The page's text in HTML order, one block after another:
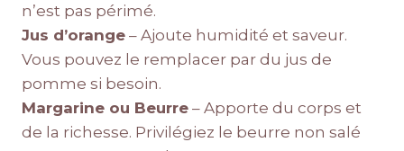
n’est pas périmé.
Jus d’orange – Ajoute humidité et saveur.
Vous pouvez le remplacer par du jus de
pomme si besoin.
Margarine ou Beurre – Apporte du corps et
de la richesse. Privilégiez le beurre non salé